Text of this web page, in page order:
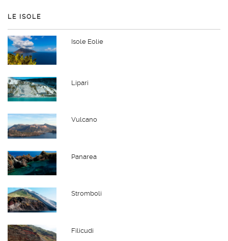
LE ISOLE
Isole Eolie
Lipari
Vulcano
Panarea
Stromboli
Filicudi